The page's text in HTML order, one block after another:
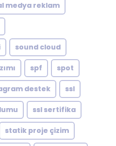
medya reklam
sound cloud
spf spot
destek ssl
ssl sertifika
statik proje çizim